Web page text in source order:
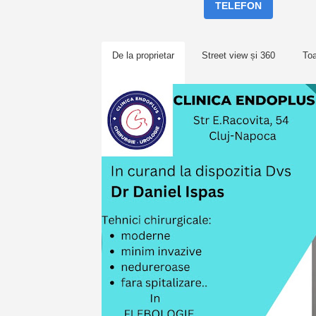
TELEFON
De la proprietar Street view și 360